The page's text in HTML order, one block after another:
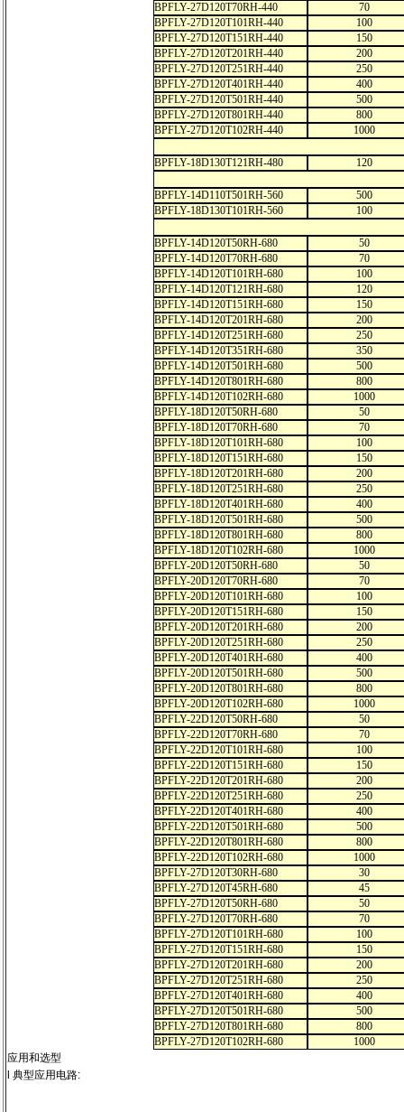
BPFLY-27D120T70RH-440
70
BPFLY-27D120T101RH-440
100
BPFLY-27D120T151RH-440
150
BPFLY-27D120T201RH-440
200
BPFLY-27D120T251RH-440
250
BPFLY-27D120T401RH-440
400
BPFLY-27D120T501RH-440
500
BPFLY-27D120T801RH-440
800
BPFLY-27D120T102RH-440
1000
BPFLY-18D130T121RH-480 120
BPFLY-14D110T501RH-560
500
BPFLY-18D130T101RH-560
100
BPFLY-14D120T50RH-680
50
BPFLY-14D120T70RH-680
70
BPFLY-14D120T101RH-680
100
BPFLY-14D120T121RH-680
120
BPFLY-14D120T151RH-680
150
BPFLY-14D120T201RH-680
200
BPFLY-14D120T251RH-680
250
BPFLY-14D120T351RH-680
350
BPFLY-14D120T501RH-680
500
BPFLY-14D120T801RH-680
800
BPFLY-14D120T102RH-680
1000
BPFLY-18D120T50RH-680
50
BPFLY-18D120T70RH-680
70
BPFLY-18D120T101RH-680
100
BPFLY-18D120T151RH-680
150
BPFLY-18D120T201RH-680
200
BPFLY-18D120T251RH-680
250
BPFLY-18D120T401RH-680
400
BPFLY-18D120T501RH-680
500
BPFLY-18D120T801RH-680
800
BPFLY-18D120T102RH-680
1000
BPFLY-20D120T50RH-680
50
BPFLY-20D120T70RH-680
70
BPFLY-20D120T101RH-680
100
BPFLY-20D120T151RH-680
150
BPFLY-20D120T201RH-680
200
BPFLY-20D120T251RH-680
250
BPFLY-20D120T401RH-680
400
BPFLY-20D120T501RH-680
500
BPFLY-20D120T801RH-680
800
BPFLY-20D120T102RH-680
1000
BPFLY-22D120T50RH-680
50
BPFLY-22D120T70RH-680
70
BPFLY-22D120T101RH-680
100
BPFLY-22D120T151RH-680
150
BPFLY-22D120T201RH-680
200
BPFLY-22D120T251RH-680
250
BPFLY-22D120T401RH-680
400
BPFLY-22D120T501RH-680
500
BPFLY-22D120T801RH-680
800
BPFLY-22D120T102RH-680
1000
BPFLY-27D120T30RH-680
30
BPFLY-27D120T45RH-680
45
BPFLY-27D120T50RH-680
50
BPFLY-27D120T70RH-680
70
BPFLY-27D120T101RH-680
100
BPFLY-27D120T151RH-680
150
BPFLY-27D120T201RH-680
200
BPFLY-27D120T251RH-680
250
BPFLY-27D120T401RH-680
400
BPFLY-27D120T501RH-680
500
BPFLY-27D120T801RH-680
800
BPFLY-27D120T102RH-680
1000
应用和选型
l 典型应用电路: